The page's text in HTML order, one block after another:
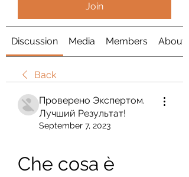
Join
Discussion Media Members About
Back
Проверено Экспертом.
Лучший Результат!
September 7, 2023
Che cosa è